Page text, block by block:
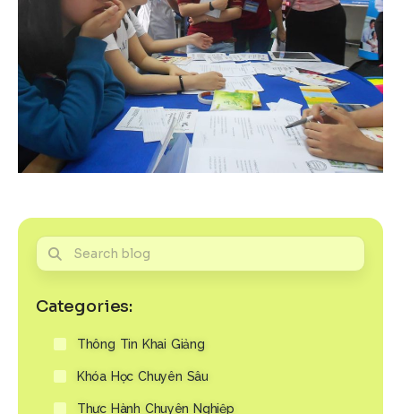
Categories:
Thông Tin Khai Giảng
Khóa Học Chuyên Sâu
Thực Hành Chuyên Nghiệp